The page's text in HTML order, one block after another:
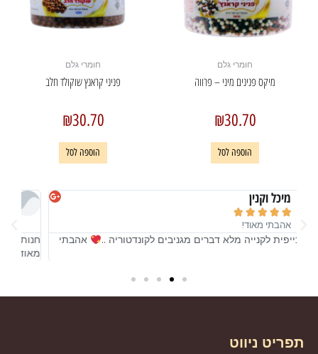
חומרי גלם
מיקס פנינים מיני – פרווה
₪30.70
הוספה לסל
חומרי גלם
פניני קראנץ שוקולד חלב
₪30.70
הוספה לסל
מיכל וקנין



אהבתי מאוד!
חנות כייפית לקנייה מלא דברים מגניבים לקונדטוריה ..
אהבתי
תפריט ניווט